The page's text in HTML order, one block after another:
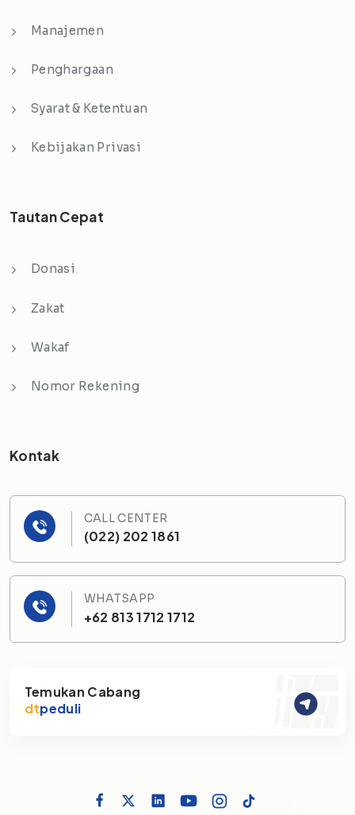
Manajemen
Penghargaan
Syarat & Ketentuan
Kebijakan Privasi
Tautan Cepat
Donasi
Zakat
Wakaf
Nomor Rekening
Kontak
CALL CENTER
(022) 202 1861
WHATSAPP
+62 813 1712 1712
Temukan Cabang
dtpeduli